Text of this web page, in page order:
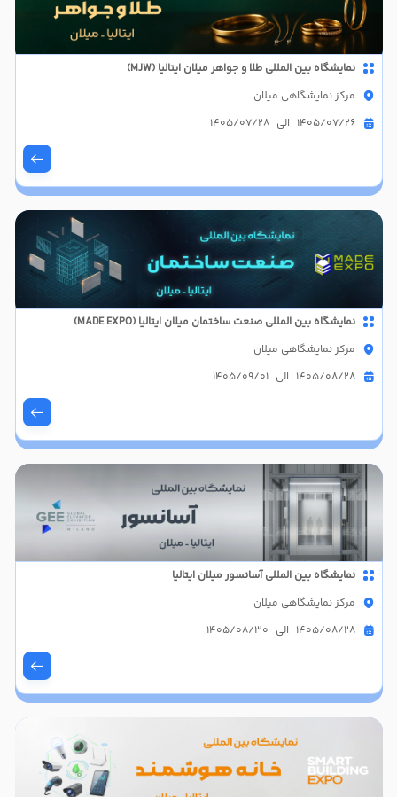
نمایشگاه بین المللی طلا و جواهر میلان ایتالیا (MJW)
مرکز نمایشگاهی میلان
1405/07/26 الی 1405/07/28
نمایشگاه بین المللی صنعت ساختمان میلان ایتالیا (MADE EXPO)
مرکز نمایشگاهی میلان
1405/08/28 الی 1405/09/01
نمایشگاه بین المللی آسانسور میلان ایتالیا
مرکز نمایشگاهی میلان
1405/08/28 الی 1405/08/30